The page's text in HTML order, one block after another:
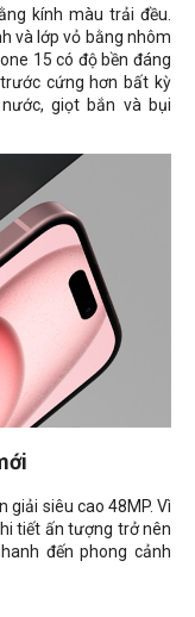
kính màu trải đều.
và lớp vỏ bằng nhôm
15 có độ bền đáng
cứng hơn bất kỳ
giọt bắn và bụi
giải siêu cao 48MP. Vì
tiết ấn tượng trở nên
đến phong cảnh